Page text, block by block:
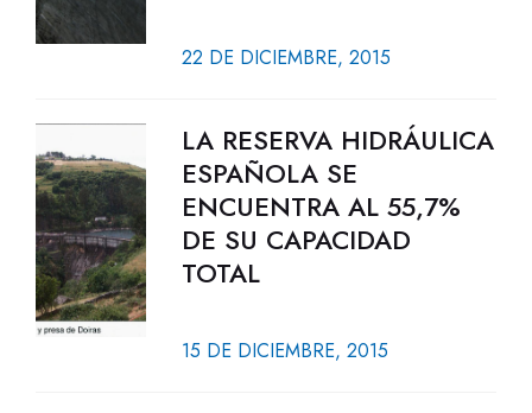
22 DE DICIEMBRE, 2015
LA RESERVA HIDRÁULICA
ESPAÑOLA SE
ENCUENTRA AL 55,7%
DE SU CAPACIDAD
TOTAL
15 DE DICIEMBRE, 2015